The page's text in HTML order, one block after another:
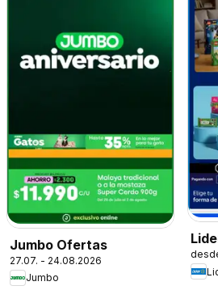
Jumbo Ofertas
27.07. - 24.08.2026
Jumbo